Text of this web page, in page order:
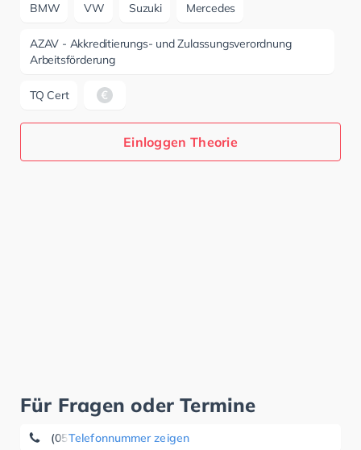
BMW VW Suzuki Mercedes
AZAV - Akkreditierungs- und Zulassungsverordnung
Arbeitsförderung
TQ Cert
Einloggen Theorie
Für Fragen oder Termine
Telefonnummer zeigen
(05541) 22 26